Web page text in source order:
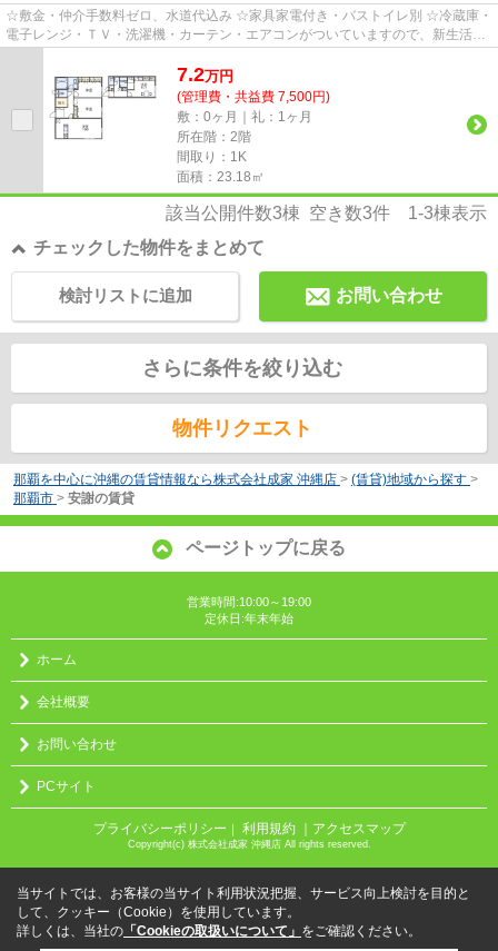
☆敷金・仲介手数料ゼロ、水道代込み ☆家具家電付き・バストイレ別 ☆冷蔵庫・
電子レンジ・ＴＶ・洗濯機・カーテン・エアコンがついていますので、新生活が
7.2万円
(管理費・共益費 7,500円)
敷：0ヶ月｜礼：1ヶ月
所在階：2階
間取り：1K
面積：23.18㎡
該当公開件数3棟 空き数3件 1-3棟表示
チェックした物件をまとめて
お問い合わせ
検討リストに追加
さらに条件を絞り込む
物件リクエスト
那覇を中心に沖縄の賃貸情報なら株式会社成家 沖縄店 > (賃貸)地域から探す >
那覇市 > 安謝の賃貸
ページトップに戻る
営業時間:10:00～19:00
定休日:年末年始
ホーム
会社概要
お問い合わせ
PCサイト
プライバシーポリシー ｜ 利用規約 ｜アクセスマップ
Copyright(c) 株式会社成家 沖縄店 All rights reserved.
当サイトでは、お客様の当サイト利用状況把握、サービス向上検討を目的と
して、クッキー（Cookie）を使用しています。
詳しくは、当社の 「Cookieの取扱いについて」 をご確認ください。